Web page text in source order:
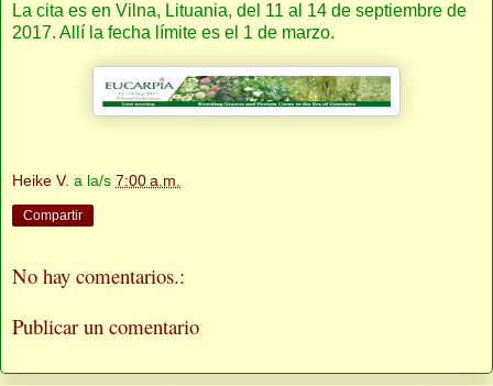
La cita es en Vilna, Lituania, del 11 al 14 de septiembre de
2017. Allí la fecha límite es el 1 de marzo.
Heike V. a la/s 7:00 a.m.
Compartir
No hay comentarios.:
Publicar un comentario